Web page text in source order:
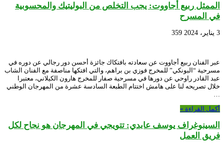
الممثل ربيع أجاووت: يجب التخلص من البوليتيك والمحسوبية
في المسرح
3 يناير، 2024 359
عبر الفنان ربيع أجاووت عن سعادته بافتكاك جائزة أحسن دور رجالي عن دوره في
مسرحية “البونكي” للمخرج فوزي بن براهم، والتي افتكها مناصفة مع الفنان الشاب
عبد القادر راوحي عن دورها في مسرحية صفار للمخرج هارون الكيلاني، معتبرا
خلال تصريحه لنا على هامش اختتام الطبعة السادسة عشرة من المهرجان الوطني
أكمل القراءة »
السينوغراف يوسف عابدي: تتويجي في المهرجان هو نجاح لكل
فريق العمل